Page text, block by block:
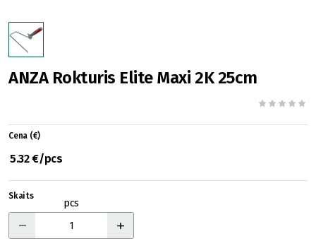
ANZA Rokturis Elite Maxi 2K 25cm
Cena (€)
5.32 €/pcs
Skaits
pcs